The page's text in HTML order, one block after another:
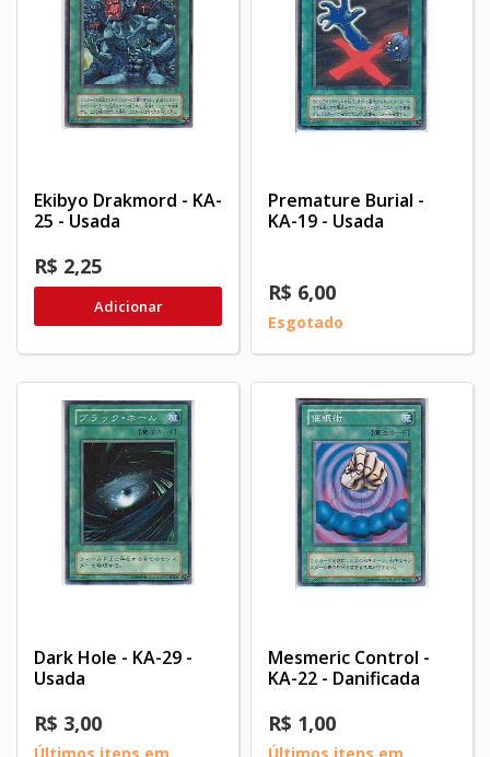
Ekibyo Drakmord - KA-
25 - Usada
R$ 2,25
Adicionar
Premature Burial -
KA-19 - Usada
R$ 6,00
Esgotado
Dark Hole - KA-29 -
Usada
R$ 3,00
Últimos itens em
Mesmeric Control -
KA-22 - Danificada
R$ 1,00
Últimos itens em